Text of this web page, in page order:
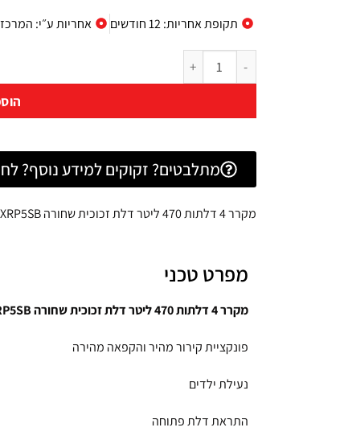
תקופת אחריות: 12 חודשים אחריות ע״י:
מתלבטים? זקוקים למידע נוסף?
מקרר 4 דלתות 470 ליטר דלת זכוכית שחורה PRF-470WEXRP5SB פיקוד שבת אינוורטר Peerless
מפרט טכני
מקרר 4 דלתות 470 ליטר דלת זכוכית שחורה PRF-470WEXRP5SB פיקוד שבת אינוורטר פירלס Peerless
פונקציית קירור מהיר והקפאה מהירה
נעילת ילדים
התראת דלת פתוחה